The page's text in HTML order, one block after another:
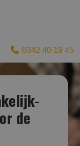
0342 40 19 45
de